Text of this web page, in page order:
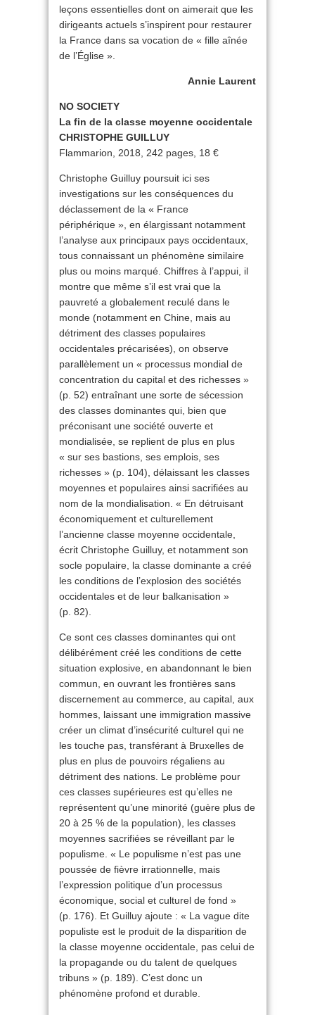
leçons essentielles dont on aimerait que les
dirigeants actuels s’inspirent pour restaurer
la France dans sa vocation de « fille aînée
de l’Église ».
Annie Laurent
NO SOCIETY
La fin de la classe moyenne occidentale
CHRISTOPHE GUILLUY
Flammarion, 2018, 242 pages, 18 €
Christophe Guilluy poursuit ici ses
investigations sur les conséquences du
déclassement de la « France
périphérique », en élargissant notamment
l’analyse aux principaux pays occidentaux,
tous connaissant un phénomène similaire
plus ou moins marqué. Chiffres à l’appui, il
montre que même s’il est vrai que la
pauvreté a globalement reculé dans le
monde (notamment en Chine, mais au
détriment des classes populaires
occidentales précarisées), on observe
parallèlement un « processus mondial de
concentration du capital et des richesses »
(p. 52) entraînant une sorte de sécession
des classes dominantes qui, bien que
préconisant une société ouverte et
mondialisée, se replient de plus en plus
« sur ses bastions, ses emplois, ses
richesses » (p. 104), délaissant les classes
moyennes et populaires ainsi sacrifiées au
nom de la mondialisation. « En détruisant
économiquement et culturellement
l’ancienne classe moyenne occidentale,
écrit Christophe Guilluy, et notamment son
socle populaire, la classe dominante a créé
les conditions de l’explosion des sociétés
occidentales et de leur balkanisation »
(p. 82).
Ce sont ces classes dominantes qui ont
délibérément créé les conditions de cette
situation explosive, en abandonnant le bien
commun, en ouvrant les frontières sans
discernement au commerce, au capital, aux
hommes, laissant une immigration massive
créer un climat d’insécurité culturel qui ne
les touche pas, transférant à Bruxelles de
plus en plus de pouvoirs régaliens au
détriment des nations. Le problème pour
ces classes supérieures est qu’elles ne
représentent qu’une minorité (guère plus de
20 à 25 % de la population), les classes
moyennes sacrifiées se réveillant par le
populisme. « Le populisme n’est pas une
poussée de fièvre irrationnelle, mais
l’expression politique d’un processus
économique, social et culturel de fond »
(p. 176). Et Guilluy ajoute : « La vague dite
populiste est le produit de la disparition de
la classe moyenne occidentale, pas celui de
la propagande ou du talent de quelques
tribuns » (p. 189). C’est donc un
phénomène profond et durable.